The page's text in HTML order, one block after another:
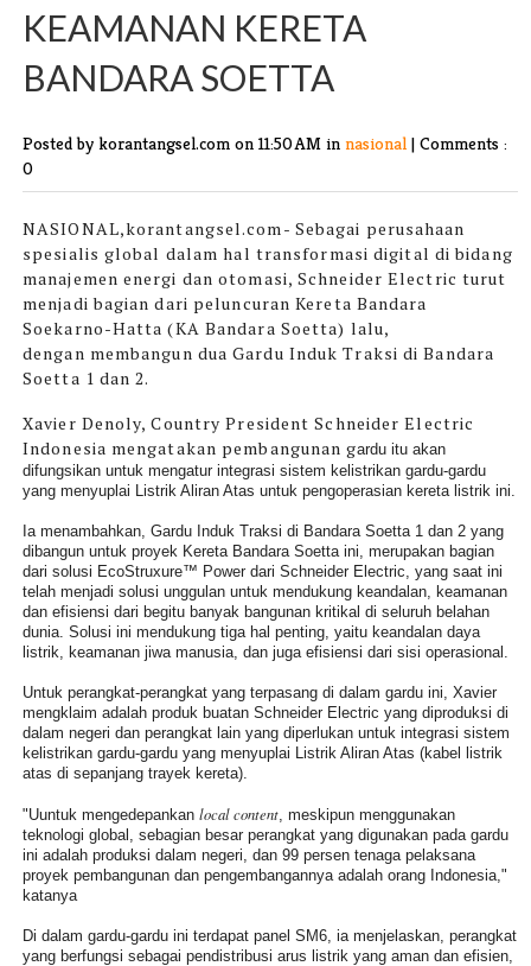
KEAMANAN KERETA
BANDARA SOETTA
Posted by korantangsel.com on 11:50 AM in nasional | Comments :
0
NASIONAL,korantangsel.com- Sebagai perusahaan
spesialis global dalam hal transformasi digital di bidang
manajemen energi dan otomasi, Schneider Electric turut
menjadi bagian dari peluncuran Kereta Bandara
Soekarno-Hatta (KA Bandara Soetta) lalu,
dengan membangun dua Gardu Induk Traksi di Bandara
Soetta 1 dan 2.
Xavier Denoly, Country President Schneider Electric
Indonesia mengatakan pembangunan gardu itu akan
difungsikan untuk mengatur integrasi sistem kelistrikan gardu-gardu
yang menyuplai Listrik Aliran Atas untuk pengoperasian kereta listrik ini.
Ia menambahkan, Gardu Induk Traksi di Bandara Soetta 1 dan 2 yang
dibangun untuk proyek Kereta Bandara Soetta ini, merupakan bagian
dari solusi EcoStruxure™ Power dari Schneider Electric, yang saat ini
telah menjadi solusi unggulan untuk mendukung keandalan, keamanan
dan efisiensi dari begitu banyak bangunan kritikal di seluruh belahan
dunia. Solusi ini mendukung tiga hal penting, yaitu keandalan daya
listrik, keamanan jiwa manusia, dan juga efisiensi dari sisi operasional.
Untuk perangkat-perangkat yang terpasang di dalam gardu ini, Xavier
mengklaim adalah produk buatan Schneider Electric yang diproduksi di
dalam negeri dan perangkat lain yang diperlukan untuk integrasi sistem
kelistrikan gardu-gardu yang menyuplai Listrik Aliran Atas (kabel listrik
atas di sepanjang trayek kereta).
"Uuntuk mengedepankan local content, meskipun menggunakan
teknologi global, sebagian besar perangkat yang digunakan pada gardu
ini adalah produksi dalam negeri, dan 99 persen tenaga pelaksana
proyek pembangunan dan pengembangannya adalah orang Indonesia,"
katanya
Di dalam gardu-gardu ini terdapat panel SM6, ia menjelaskan, perangkat
yang berfungsi sebagai pendistribusi arus listrik yang aman dan efisien,